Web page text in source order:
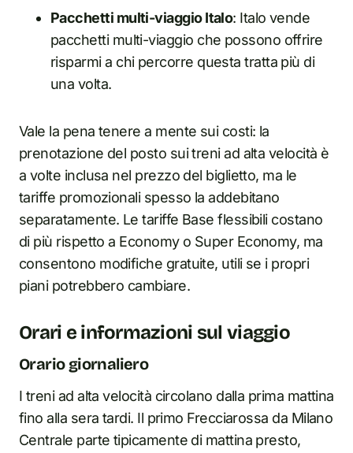
Pacchetti multi-viaggio Italo: Italo vende
pacchetti multi-viaggio che possono offrire
risparmi a chi percorre questa tratta più di
una volta.
Vale la pena tenere a mente sui costi: la
prenotazione del posto sui treni ad alta velocità è
a volte inclusa nel prezzo del biglietto, ma le
tariffe promozionali spesso la addebitano
separatamente. Le tariffe Base flessibili costano
di più rispetto a Economy o Super Economy, ma
consentono modifiche gratuite, utili se i propri
piani potrebbero cambiare.
Orari e informazioni sul viaggio
Orario giornaliero
I treni ad alta velocità circolano dalla prima mattina
fino alla sera tardi. Il primo Frecciarossa da Milano
Centrale parte tipicamente di mattina presto,